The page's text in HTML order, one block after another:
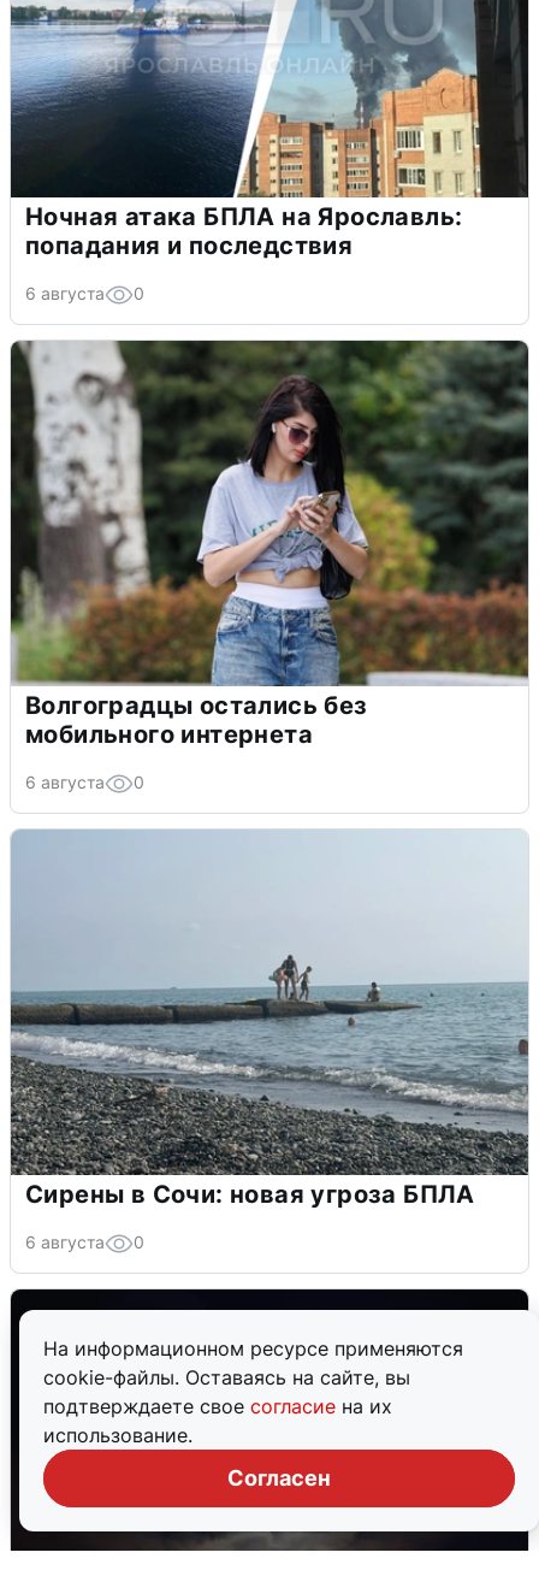
На информационном ресурсе применяются
cookie-файлы. Оставаясь на сайте, вы
подтверждаете свое согласие на их
использование.
Согласен
Ночная атака БПЛА на Ярославль:
попадания и последствия
6 августа 0
Волгоградцы остались без
мобильного интернета
6 августа 0
Сирены в Сочи: новая угроза БПЛА
6 августа 0